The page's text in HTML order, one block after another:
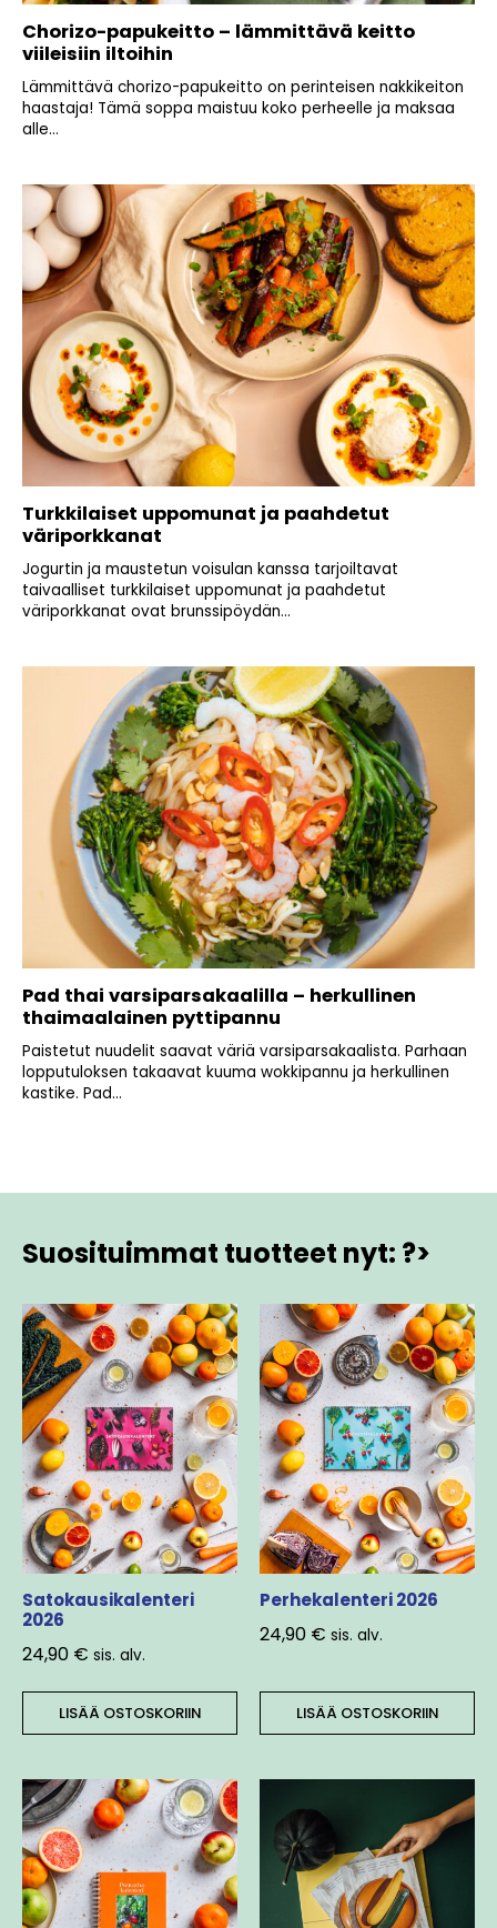
Chorizo-papukeitto – lämmittävä keitto
viileisiin iltoihin
Lämmittävä chorizo-papukeitto on perinteisen nakkikeiton
haastaja! Tämä soppa maistuu koko perheelle ja maksaa
alle...
Turkkilaiset uppomunat ja paahdetut
väriporkkanat
Jogurtin ja maustetun voisulan kanssa tarjoiltavat
taivaalliset turkkilaiset uppomunat ja paahdetut
väriporkkanat ovat brunssipöydän...
Pad thai varsiparsakaalilla – herkullinen
thaimaalainen pyttipannu
Paistetut nuudelit saavat väriä varsiparsakaalista. Parhaan
lopputuloksen takaavat kuuma wokkipannu ja herkullinen
kastike. Pad...
Suosituimmat tuotteet nyt: ?>
Satokausikalenteri
2026
24,90 € sis. alv.
LISÄÄ OSTOSKORIIN
Perhekalenteri 2026
24,90 € sis. alv.
LISÄÄ OSTOSKORIIN